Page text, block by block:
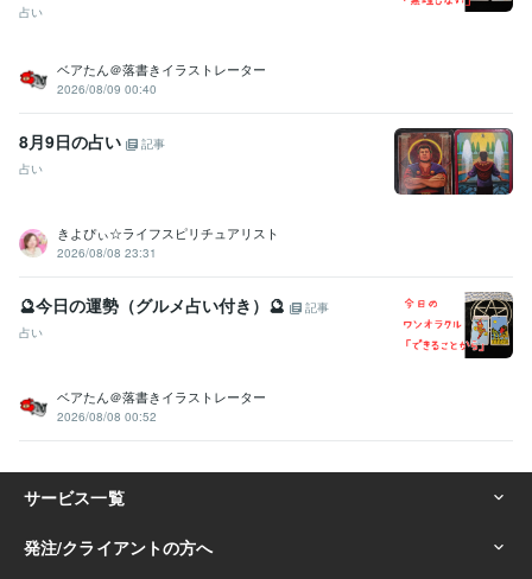
占い
ベアたん＠落書きイラストレーター
2026/08/09 00:40
8月9日の占い
記事
占い
きよぴぃ☆ライフスピリチュアリスト
2026/08/08 23:31
🔮今日の運勢（グルメ占い付き）🔮
記事
占い
ベアたん＠落書きイラストレーター
2026/08/08 00:52